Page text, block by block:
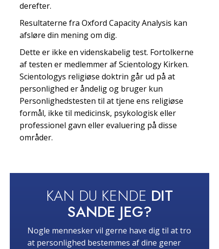
derefter.
Resultaterne fra Oxford Capacity Analysis kan
afsløre din mening om dig.
Dette er ikke en videnskabelig test. Fortolkerne
af testen er medlemmer af Scientology Kirken.
Scientologys religiøse doktrin går ud på at
personlighed er åndelig og bruger kun
Personlighedstesten til at tjene ens religiøse
formål, ikke til medicinsk, psykologisk eller
professionel gavn eller evaluering på disse
områder.
KAN DU KENDE DIT
SANDE JEG?
Nogle mennesker vil gerne have dig til at tro
at personlighed bestemmes af dine gener